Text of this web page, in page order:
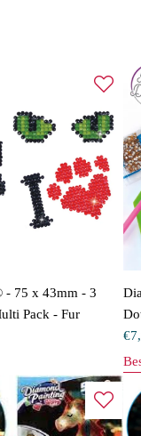
- 75 x 43mm - 3
Pack - Fur
€